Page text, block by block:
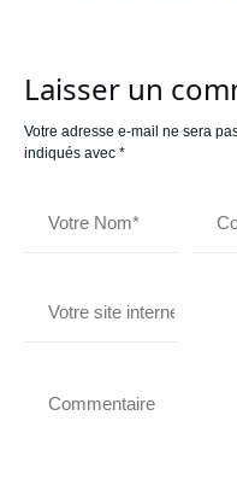
Laisser un
Votre adresse e-mail ne sera
indiqués avec *